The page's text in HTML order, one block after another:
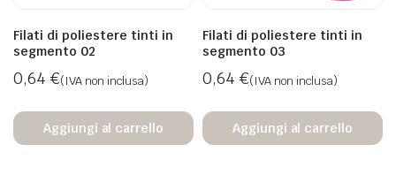
Filati di poliestere tinti in
segmento 02
0,64 €(IVA non inclusa)
Aggiungi al carrello
Filati di poliestere tinti in
segmento 03
0,64 €(IVA non inclusa)
Aggiungi al carrello